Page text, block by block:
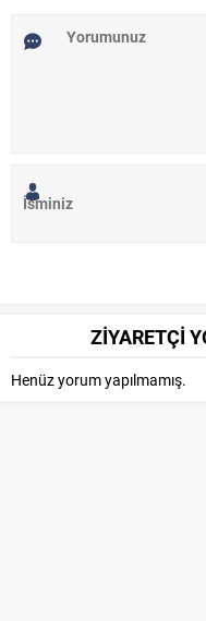
ZİYARETÇİ
Henüz yorum yapılmamış.